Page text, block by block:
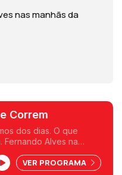
nas manhãs da
Correm
dos dias. O que
Fernando Alves na
VER PROGRAMA